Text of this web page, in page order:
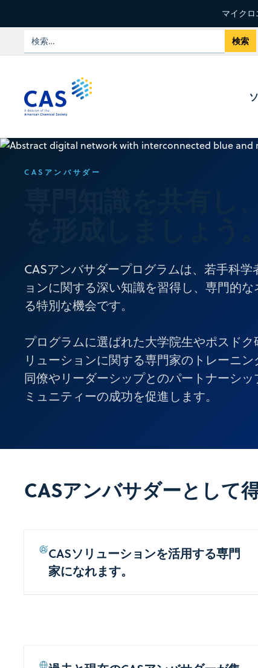
マイク
CASアンバサダー
CASアンバサダープログラムは、若手科
ョンに関する深い知識を習得し、専門的
る特別な機会です。
プログラムに選ばれた大学院生やポスドク
リューションに関する専門家のトレーニン
同僚やリーダーシップとのパートナーシ
ミュニティーの成功を促進します。
CASアンバサダーとして
CASソリューションを活用する専門
家になれます。